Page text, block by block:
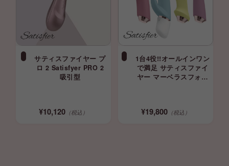
サティスファイヤー プ
ロ 2 Satisfyer PRO 2
吸引型
¥10,120（税込）
1台4役!!オールインワン
で満足 サティスファイ
ヤー マーベラスフォー
¥19,800 （税込）